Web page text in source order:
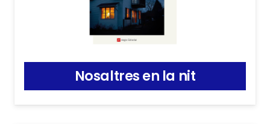
Nosaltres en la nit